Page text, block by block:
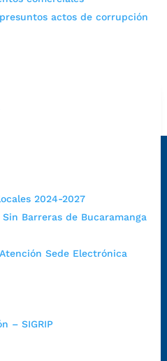
actos de corrupción
2024-2027
Barreras de Bucaramanga
Sede Electrónica
– SIGRIP
2022
inscribirse y solicitar un
oficiales de
52, Bucaramanga, Santander,